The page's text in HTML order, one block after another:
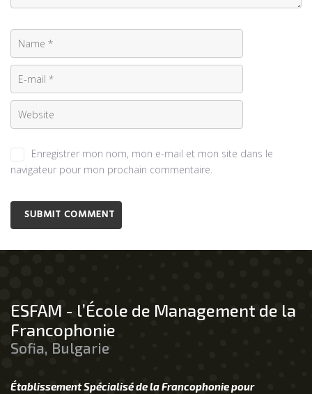
Enregistrer mon nom, mon e-mail et mon site dans le
navigateur pour mon prochain commentaire.
ESFAM - l’École de Management de la
Francophonie
Sofia, Bulgarie
Établissement Spécialisé de la Francophonie pour